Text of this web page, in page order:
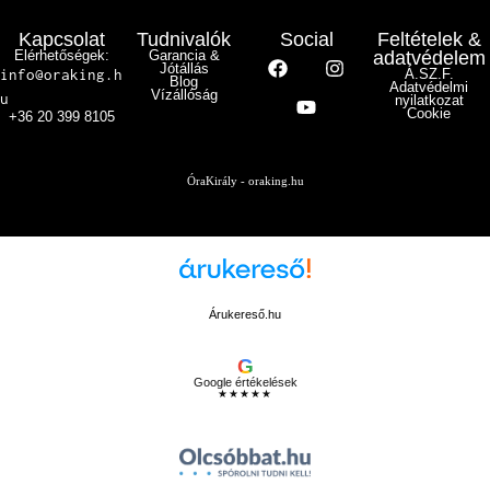
Kapcsolat
Elérhetőségek:
info@oraking.h
u
+36 20 399 8105
Tudnivalók
Garancia &
Jótállás
Blog
Vízállóság
Social
Feltételek &
adatvédelem
Á.SZ.F.
Adatvédelmi
nyilatkozat
Cookie
ÓraKirály - oraking.hu
Árukereső.hu
G
Google értékelések
★★★★★